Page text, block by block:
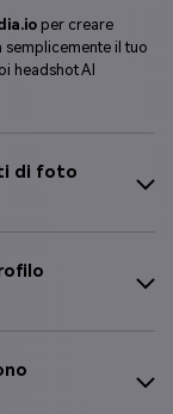
per creare
il tuo
headshot AI
di foto